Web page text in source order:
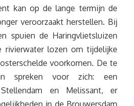
kan op de lange termijn de
veroorzaakt herstellen. Bij
spuien de Haringvlietsluizen
lozen om tijdelijke
voorkomen. De te
spreken voor zich: een
en Melissant, er
in de Brouwersdam